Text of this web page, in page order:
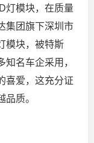
灯模块，在质量
集团旗下深圳市
模块，被特斯
名车企采用，
喜爱，这充分证
质。